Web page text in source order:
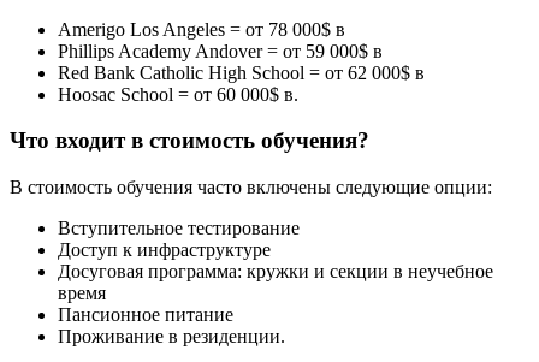
Amerigo Los Angeles = от 78 000$ в
Phillips Academy Andover = от 59 000$ в
Red Bank Catholic High School = от 62 000$ в
Hoosac School = от 60 000$ в.
Что входит в стоимость обучения?
В стоимость обучения часто включены следующие опции:
Вступительное тестирование
Доступ к инфраструктуре
Досуговая программа: кружки и секции в неучебное
время
Пансионное питание
Проживание в резиденции.